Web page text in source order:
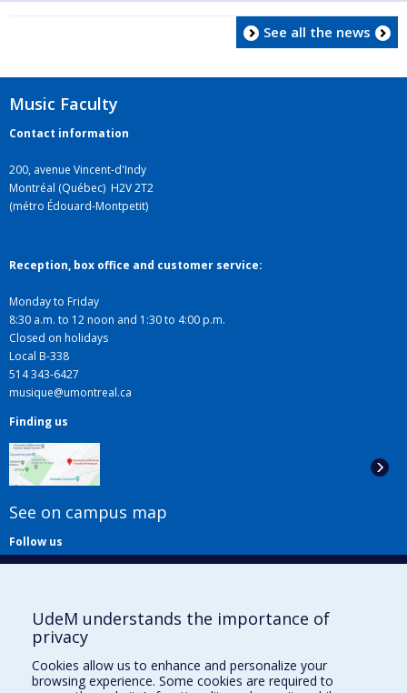
See all the news
Music Faculty
Contact information
200, avenue Vincent-d'Indy
Montréal (Québec) H2V 2T2
(métro Édouard-Montpetit)
Reception, box office and customer service:
Monday to Friday
8:30 a.m. to 12 noon and 1:30 to 4:00 p.m.
Closed on holidays
Local B-338
514 343-6427
musique@umontreal.ca
Finding us
See on campus map
Follow us
Useful links
UdeM understands the importance of
privacy
Cookies allow us to enhance and personalize your
browsing experience. Some cookies are required to